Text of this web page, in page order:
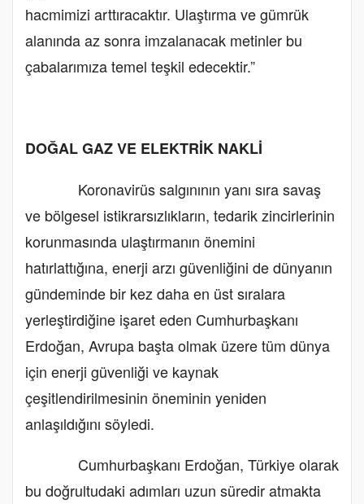
hacmimizi arttıracaktır. Ulaştırma ve gümrük
alanında az sonra imzalanacak metinler bu
çabalarımıza temel teşkil edecektir.”
DOĞAL GAZ VE ELEKTRİK NAKLİ
Koronavirüs salgınının yanı sıra savaş
ve bölgesel istikrarsızlıkların, tedarik zincirlerinin
korunmasında ulaştırmanın önemini
hatırlattığına, enerji arzı güvenliğini de dünyanın
gündeminde bir kez daha en üst sıralara
yerleştirdiğine işaret eden Cumhurbaşkanı
Erdoğan, Avrupa başta olmak üzere tüm dünya
için enerji güvenliği ve kaynak
çeşitlendirilmesinin öneminin yeniden
anlaşıldığını söyledi.
Cumhurbaşkanı Erdoğan, Türkiye olarak
bu doğrultudaki adımları uzun süredir atmakta